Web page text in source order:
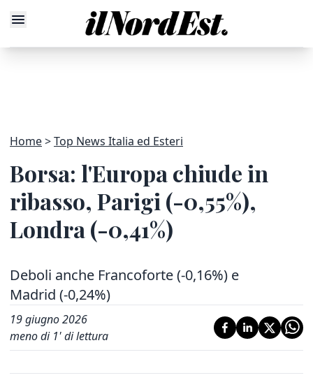
Home Top News Italia ed Esteri
Borsa: l'Europa chiude in
ribasso, Parigi (-0,55%),
Londra (-0,41%)
Deboli anche Francoforte (-0,16%) e
Madrid (-0,24%)
19 giugno 2026
meno di 1' di lettura